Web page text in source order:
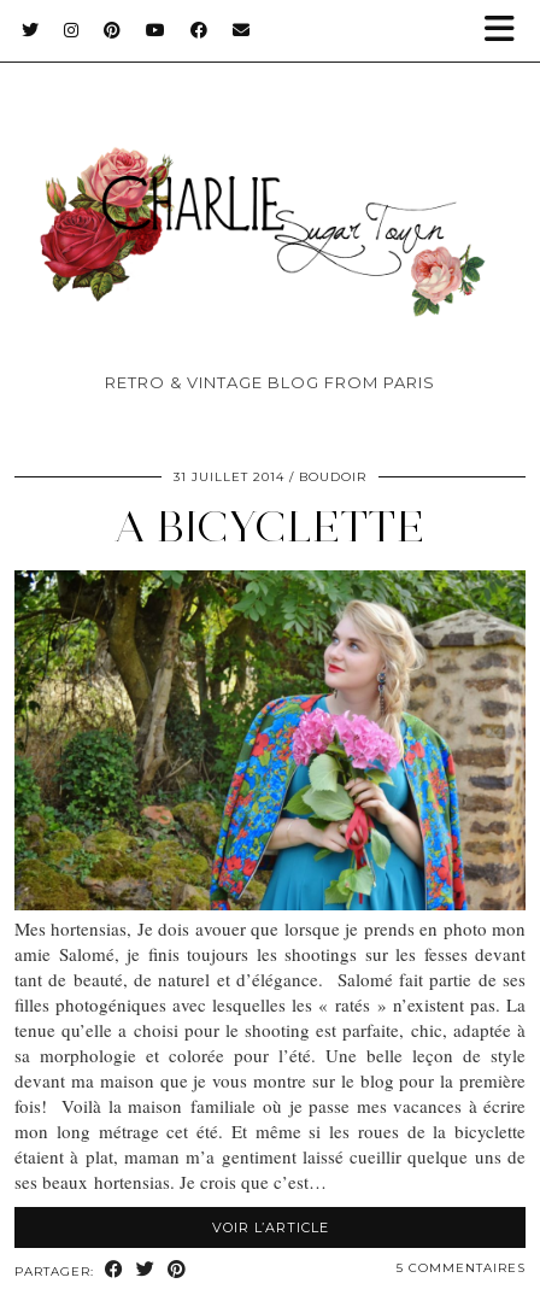
RETRO & VINTAGE BLOG FROM PARIS
31 JUILLET 2014 BOUDOIR
A BICYCLETTE
Mes hortensias, Je dois avouer que lorsque je prends en photo mon
amie Salomé, je finis toujours les shootings sur les fesses devant
tant de beauté, de naturel et d’élégance. Salomé fait partie de ses
filles photogéniques avec lesquelles les « ratés » n’existent pas. La
tenue qu’elle a choisi pour le shooting est parfaite, chic, adaptée à
sa morphologie et colorée pour l’été. Une belle leçon de style
devant ma maison que je vous montre sur le blog pour la première
fois! Voilà la maison familiale où je passe mes vacances à écrire
mon long métrage cet été. Et même si les roues de la bicyclette
étaient à plat, maman m’a gentiment laissé cueillir quelque uns de
ses beaux hortensias. Je crois que c’est…
VOIR L’ARTICLE
PARTAGER: 5 COMMENTAIRES